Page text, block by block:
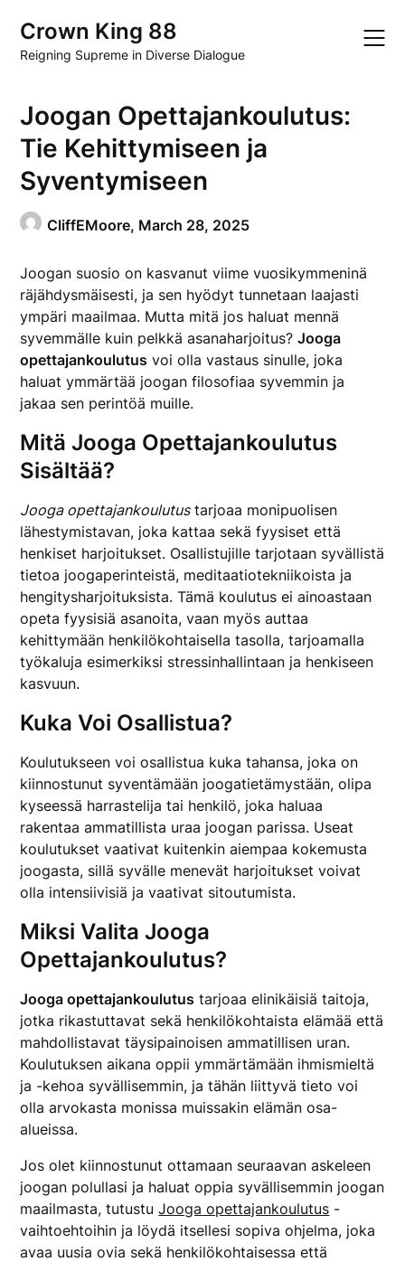
content
Crown King 88
Reigning Supreme in Diverse Dialogue
Joogan Opettajankoulutus:
Tie Kehittymiseen ja
Syventymiseen
CliffEMoore, March 28, 2025
Joogan suosio on kasvanut viime vuosikymmeninä
räjähdysmäisesti, ja sen hyödyt tunnetaan laajasti
ympäri maailmaa. Mutta mitä jos haluat mennä
syvemmälle kuin pelkkä asanaharjoitus?Jooga
opettajankoulutus voi olla vastaus sinulle, joka
haluat ymmärtää joogan filosofiaa syvemmin ja
jakaa sen perintöä muille.
Mitä Jooga Opettajankoulutus
Sisältää?
Jooga opettajankoulutustarjoaa monipuolisen
lähestymistavan, joka kattaa sekä fyysiset että
henkiset harjoitukset. Osallistujille tarjotaan syvällistä
tietoa joogaperinteistä, meditaatiotekniikoista ja
hengitysharjoituksista. Tämä koulutus ei ainoastaan
opeta fyysisiä asanoita, vaan myös auttaa
kehittymään henkilökohtaisella tasolla, tarjoamalla
työkaluja esimerkiksi stressinhallintaan ja henkiseen
kasvuun.
Kuka Voi Osallistua?
Koulutukseen voi osallistua kuka tahansa, joka on
kiinnostunut syventämään joogatietämystään, olipa
kyseessä harrastelija tai henkilö, joka haluaa
rakentaa ammatillista uraa joogan parissa. Useat
koulutukset vaativat kuitenkin aiempaa kokemusta
joogasta, sillä syvälle menevät harjoitukset voivat
olla intensiivisiä ja vaativat sitoutumista.
Miksi Valita Jooga
Opettajankoulutus?
Jooga opettajankoulutus tarjoaa elinikäisiä taitoja,
jotka rikastuttavat sekä henkilökohtaista elämää että
mahdollistavat täysipainoisen ammatillisen uran.
Koulutuksen aikana oppii ymmärtämään ihmismieltä
ja -kehoa syvällisemmin, ja tähän liittyvä tieto voi
olla arvokasta monissa muissakin elämän osa-
alueissa.
Jos olet kiinnostunut ottamaan seuraavan askeleen
joogan polullasi ja haluat oppia syvällisemmin joogan
maailmasta, tutustuJooga opettajankoulutus -
vaihtoehtoihin ja löydä itsellesi sopiva ohjelma, joka
avaa uusia ovia sekä henkilökohtaisessa että